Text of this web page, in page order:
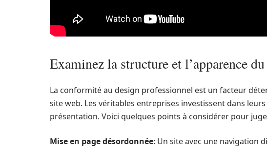
Examinez la structure et l’apparence
La conformité au design professionnel est un facteur
site web. Les véritables entreprises investissent dans
présentation. Voici quelques points à considérer pour
Mise en page désordonnée: Un site avec une navigation